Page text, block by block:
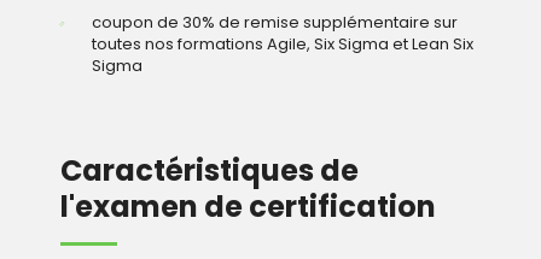
coupon de 30% de remise supplémentaire sur
toutes nos formations Agile, Six Sigma et Lean Six
Sigma
Caractéristiques de
l'examen de certification